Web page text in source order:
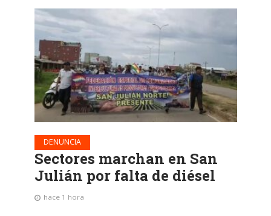
DENUNCIA
Sectores marchan en San
Julián por falta de diésel
hace 1 hora